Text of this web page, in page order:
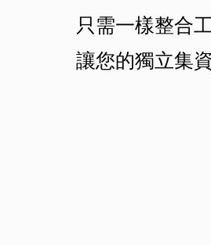
只需一樣整合
讓您的獨立集